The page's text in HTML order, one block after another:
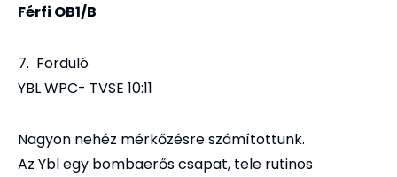
Férfi OB1/B
7. Forduló
YBL WPC- TVSE 10:11
Nagyon nehéz mérkőzésre számítottunk.
Az Ybl egy bombaerős csapat, tele rutinos